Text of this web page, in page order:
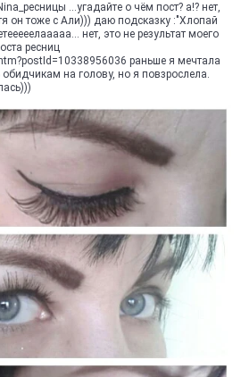
...угадайте о чём пост? а!? нет,
он тоже с Али))) даю подсказку :"Хлопай
нет, это не результат моего
ресниц
раньше я мечтала
обидчикам на голову, но я повзрослела.